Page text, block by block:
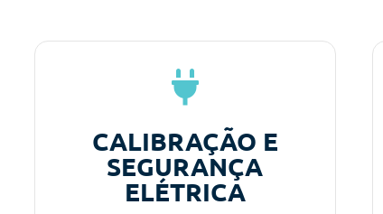
CALIBRAÇÃO E
SEGURANÇA
ELÉTRICA